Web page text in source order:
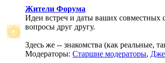
Жители Форума
Идеи встреч и даты ваших совместных
вопросы друг другу.
Здесь же -- знакомства (как реальные,
Модераторы: Старшие модераторы,